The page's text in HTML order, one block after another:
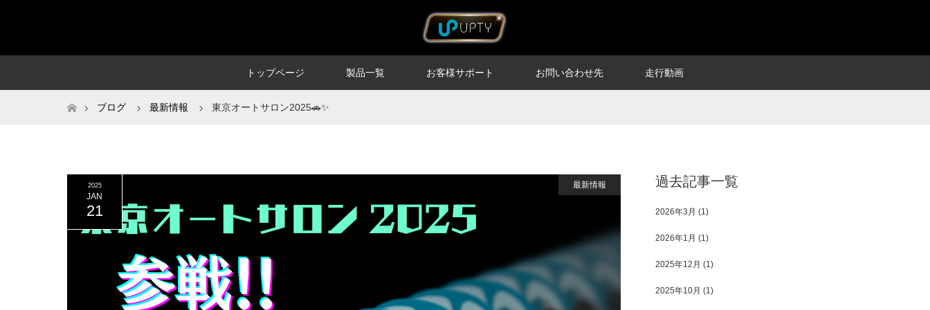
トップページ 製品一覧 お客様サポート お問い合わせ先 走行動画
ホームブログ 最新情報 東京オートサロン2025🚗✨
2025
JAN
21
最新情報 過去記事一覧
2026年3月 (1)
2026年1月 (1)
2025年12月 (1)
2025年10月 (1)